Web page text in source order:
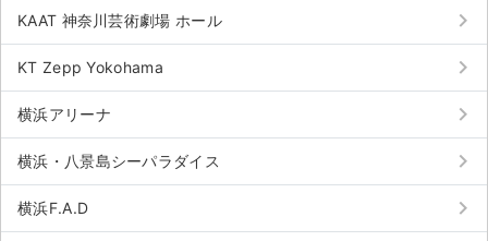
サイト情報
チケットジャム運営会社
チケットジャム利用規約
プライバシーポリシー
特定商取引法に基づく表記
KAAT 神奈川芸術劇場 ホール keyboard_arrow_right
KT Zepp Yokohama keyboard_arrow_right
横浜アリーナ keyboard_arrow_right
横浜・八景島シーパラダイス keyboard_arrow_right
横浜F.A.D keyboard_arrow_right